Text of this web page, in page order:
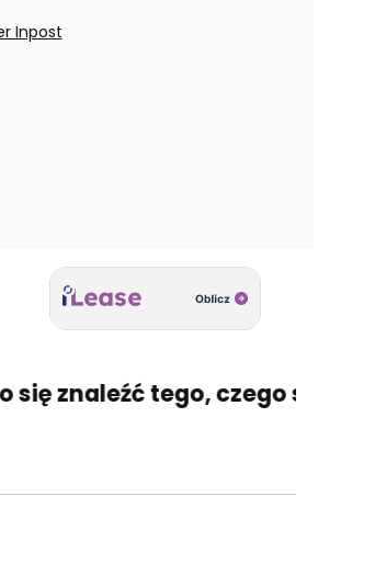
Inpost
się znaleźć tego, czego